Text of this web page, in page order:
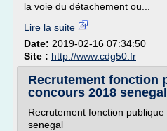
la voie du détachement ou...
Lire la suite
Date: 2019-02-16 07:34:50
Site : http://www.cdg50.fr
Recrutement fonction
concours 2018
Recrutement fonction
senegal